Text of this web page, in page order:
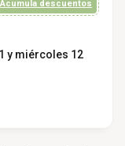
Acumula descuentos
y miércoles 12